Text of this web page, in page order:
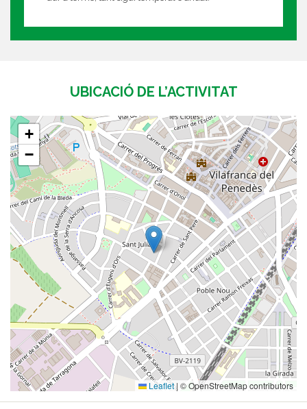
UBICACIÓ DE L’ACTIVITAT
+
−
Leaflet| © OpenStreetMap contributors